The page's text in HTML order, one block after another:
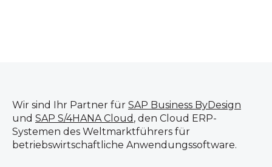
Wir sind Ihr Partner für SAP Business ByDesign
und SAP S/4HANA Cloud , den Cloud ERP-
Systemen des Weltmarktführers für
betriebswirtschaftliche Anwendungssoftware.